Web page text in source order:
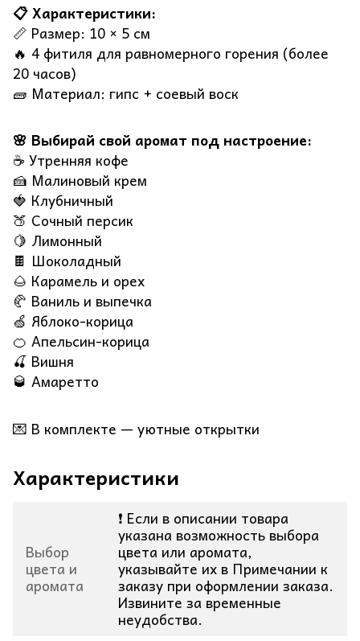
📋 Характеристики:
📏 Размер: 10 × 5 см
🔥 4 фитиля для равномерного горения (более
20 часов)
🧱 Материал: гипс + соевый воск
🌸 Выбирай свой аромат под настроение:
☕ Утренняя кофе
🍰 Малиновый крем
🍓 Клубничный
🍑 Сочный персик
🍋 Лимонный
🍫 Шоколадный
🌰 Карамель и орех
🥐 Ваниль и выпечка
🍏 Яблоко-корица
🍊 Апельсин-корица
🍒 Вишня
🥃 Амаретто
💌 В комплекте — уютные открытки
Характеристики
Выбор
цвета и
аромата
❗ Если в описании товара
указана возможность выбора
цвета или аромата,
указывайте их в Примечании к
заказу при оформлении заказа.
Извините за временные
неудобства.